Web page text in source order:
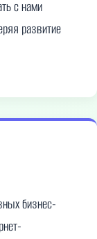
с нами
развитие
бизнес-